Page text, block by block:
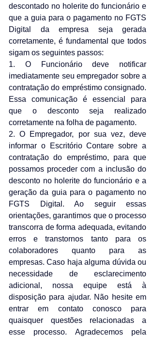
descontado no holerite do funcionário e
que a guia para o pagamento no FGTS
Digital da empresa seja gerada
corretamente, é fundamental que todos
sigam os seguintes passos:
1. O Funcionário deve notificar
imediatamente seu empregador sobre a
contratação do empréstimo consignado.
Essa comunicação é essencial para
que o desconto seja realizado
corretamente na folha de pagamento.
2. O Empregador, por sua vez, deve
informar o Escritório Contare sobre a
contratação do empréstimo, para que
possamos proceder com a inclusão do
desconto no holerite do funcionário e a
geração da guia para o pagamento no
FGTS Digital. Ao seguir essas
orientações, garantimos que o processo
transcorra de forma adequada, evitando
erros e transtornos tanto para os
colaboradores quanto para as
empresas. Caso haja alguma dúvida ou
necessidade de esclarecimento
adicional, nossa equipe está à
disposição para ajudar. Não hesite em
entrar em contato conosco para
quaisquer questões relacionadas a
esse processo. Agradecemos pela